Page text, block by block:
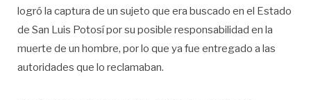
logró la captura de un sujeto que era buscado en el Estado
de San Luis Potosí por su posible responsabilidad en la
muerte de un hombre, por lo que ya fue entregado a las
autoridades que lo reclamaban.